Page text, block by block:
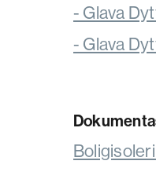
- Glava
- Glava